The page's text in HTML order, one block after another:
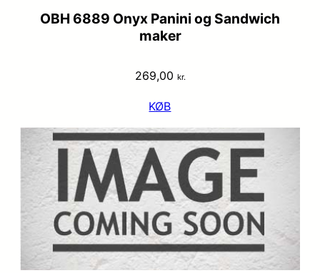
OBH 6889 Onyx Panini og Sandwich
maker
269,00 kr.
KØB